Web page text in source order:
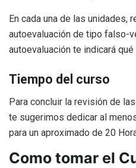
En cada una de las unidades,
autoevaluación de tipo falso-
autoevaluación te indicará
Tiempo del curso
Para concluir la revisión de
te sugerimos dedicar al
para un aproximado de 20
Como tomar el